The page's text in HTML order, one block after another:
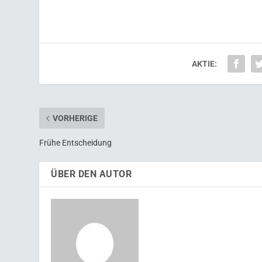
AKTIE:
VORHERIGE
Frühe Entscheidung
ÜBER DEN AUTOR